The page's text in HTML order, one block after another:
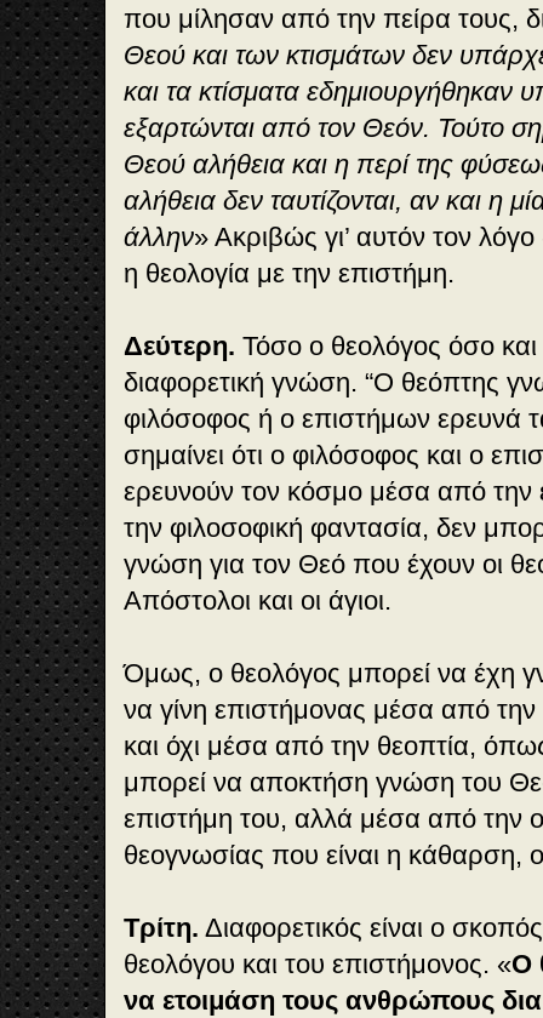
που μίλησαν από την πείρα τους,
Θεού και των κτισμάτων δεν
και τα κτίσματα εδημιουργήθηκαν
εξαρτώνται από τον Θεόν. Τούτο
Θεού αλήθεια και η περί της
αλήθεια δεν ταυτίζονται, αν και η
άλλην» Ακριβώς γι’ αυτόν τον
η θεολογία με την επιστήμη.
Δεύτερη. Τόσο ο θεολόγος όσο
διαφορετική γνώση. “Ο θεόπτης
φιλόσοφος ή ο επιστήμων ερευνά
σημαίνει ότι ο φιλόσοφος και ο
ερευνούν τον κόσμο μέσα από την
την φιλοσοφική φαντασία, δεν
γνώση για τον Θεό που έχουν οι
Απόστολοι και οι άγιοι.
Όμως, ο θεολόγος μπορεί να έχη
να γίνη επιστήμονας μέσα από
και όχι μέσα από την θεοπτία,
μπορεί να αποκτήση γνώση του
επιστήμη του, αλλά μέσα από την
θεογνωσίας που είναι η κάθαρση,
Τρίτη. Διαφορετικός είναι ο
θεολόγου και του επιστήμονος. «Ο
να ετοιμάση τους ανθρώπους